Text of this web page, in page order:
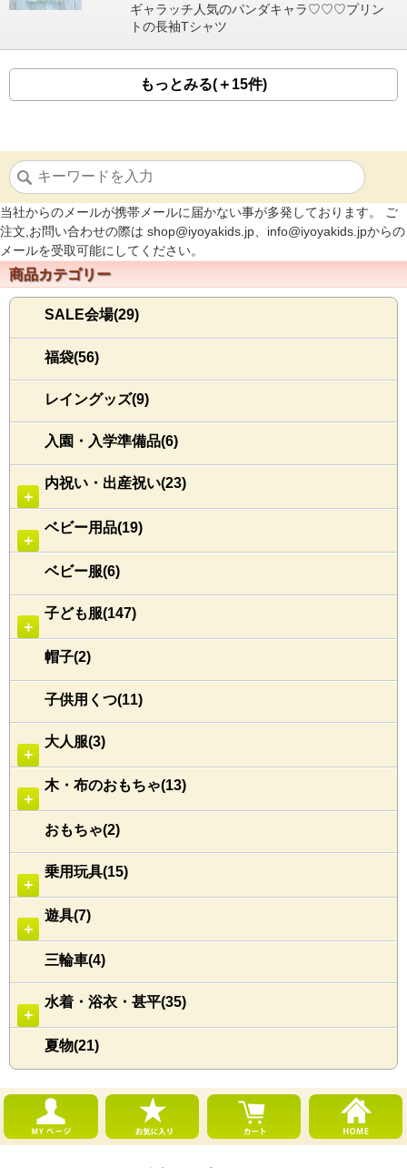
ギャラッチ人気のパンダキャラ♡♡♡プリン
トの長袖Tシャツ
もっとみる(＋15件)
当社からのメールが携帯メールに届かない事が多発しております。 ご
注文,お問い合わせの際は shop@iyoyakids.jp、info@iyoyakids.jpからの
メールを受取可能にしてください。
商品カテゴリー
SALE会場(29)
福袋(56)
レイングッズ(9)
入園・入学準備品(6)
＋
内祝い・出産祝い(23)
＋
ベビー用品(19)
ベビー服(6)
＋
子ども服(147)
帽子(2)
子供用くつ(11)
＋
大人服(3)
＋
木・布のおもちゃ(13)
おもちゃ(2)
＋
乗用玩具(15)
＋
遊具(7)
三輪車(4)
＋
水着・浴衣・甚平(35)
夏物(21)